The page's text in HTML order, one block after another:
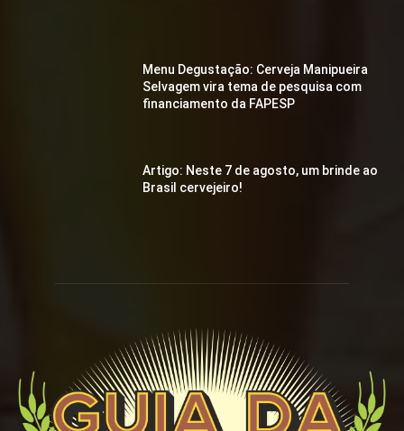
Menu Degustação: Cerveja Manipueira
Selvagem vira tema de pesquisa com
financiamento da FAPESP
Artigo: Neste 7 de agosto, um brinde ao
Brasil cervejeiro!